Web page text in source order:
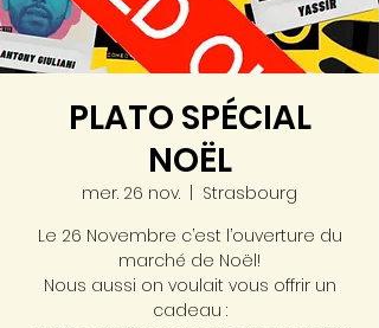
PLATO SPÉCIAL
NOËL
mer. 26 nov.
  |
Strasbourg
Le 26 Novembre c’est l’ouverture du
marché de Noël!
Nous aussi on voulait vous offrir un
cadeau :